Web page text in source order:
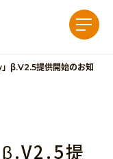
β.V2.5提供開始のお知
提